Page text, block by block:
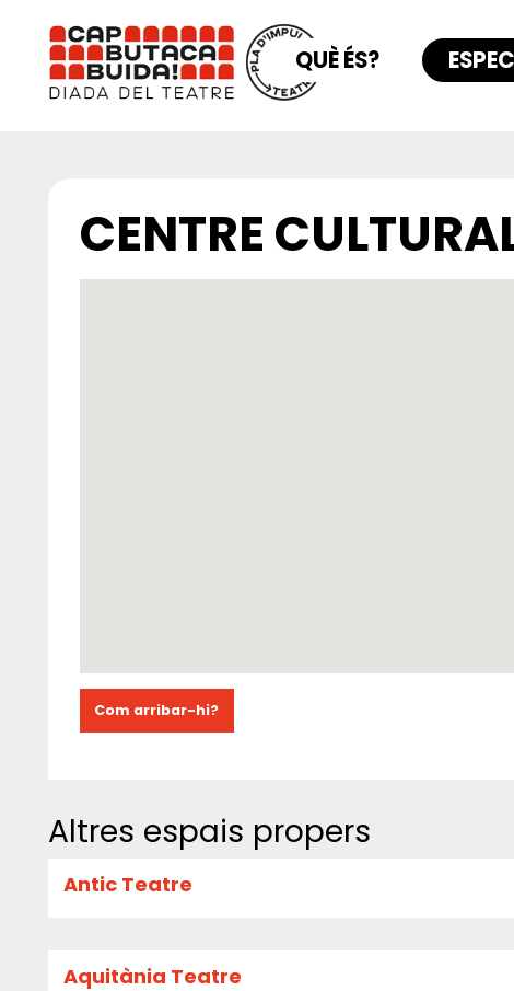
QUÈ ÉS?
CENTRE
Com arribar-hi?
Altres espais propers
Antic Teatre
Aquitània Teatre